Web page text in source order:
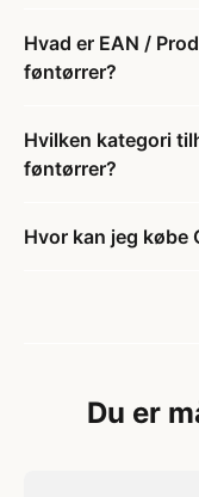
Hvad er EAN /
føntørrer?
Hvilken kategori
føntørrer?
Hvor kan jeg købe
Du er